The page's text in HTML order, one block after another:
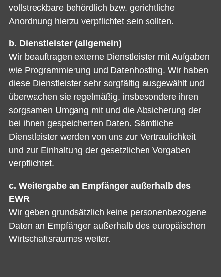
vollstreckbare behördlich bzw. gerichtliche
Anordnung hierzu verpflichtet sein sollten.
b. Dienstleister (allgemein)
Wir beauftragen externe Dienstleister mit Aufgaben
wie Programmierung und Datenhosting. Wir haben
diese Dienstleister sehr sorgfältig ausgewählt und
überwachen sie regelmäßig, insbesondere ihren
sorgsamen Umgang mit und die Absicherung der
bei ihnen gespeicherten Daten. Sämtliche
Dienstleister werden von uns zur Vertraulichkeit
und zur Einhaltung der gesetzlichen Vorgaben
verpflichtet.
c. Weitergabe an Empfänger außerhalb des
EWR
Wir geben grundsätzlich keine personenbezogene
Daten an Empfänger außerhalb des europäischen
Wirtschaftsraumes weiter.